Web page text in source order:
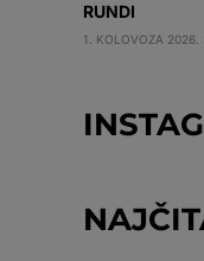
RUNDI
1. KOLOVOZA 2026.